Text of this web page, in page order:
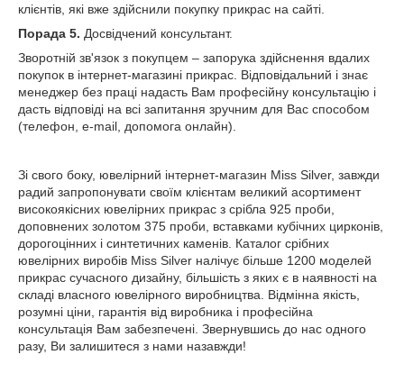
клієнтів, які вже здійснили покупку прикрас на сайті.
Порада 5. Досвідчений консультант.
Зворотній зв'язок з покупцем – запорука здійснення вдалих
покупок в інтернет-магазині прикрас. Відповідальний і знає
менеджер без праці надасть Вам професійну консультацію і
дасть відповіді на всі запитання зручним для Вас способом
(телефон, e-mail, допомога онлайн).
Зі свого боку, ювелірний інтернет-магазин Miss Silver, завжди
радий запропонувати своїм клієнтам великий асортимент
високоякісних ювелірних прикрас з срібла 925 проби,
доповнених золотом 375 проби, вставками кубічних цирконів,
дорогоцінних і синтетичних каменів. Каталог срібних
ювелірних виробів Miss Silver налічує більше 1200 моделей
прикрас сучасного дизайну, більшість з яких є в наявності на
складі власного ювелірного виробництва. Відмінна якість,
розумні ціни, гарантія від виробника і професійна
консультація Вам забезпечені. Звернувшись до нас одного
разу, Ви залишитеся з нами назавжди!